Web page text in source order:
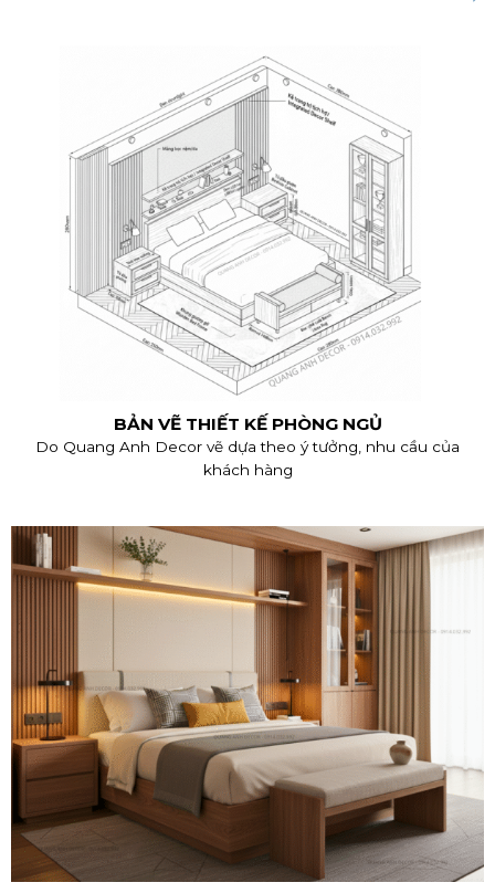
BẢN VẼ THIẾT KẾ PHÒNG NGỦ
Do Quang Anh Decor vẽ dựa theo ý tưởng, nhu cầu của
khách hàng